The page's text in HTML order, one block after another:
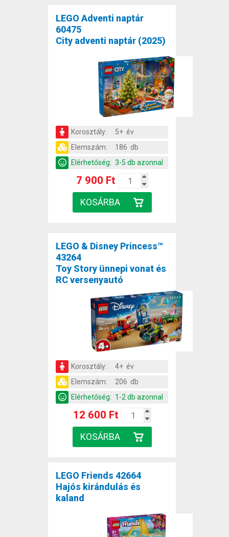
LEGO Adventi naptár
60475
City adventi naptár (2025)
Korosztály:
5+ év
Elemszám:
186 db
Elérhetőség: 3-5 db azonnal
7 900 Ft
LEGO & Disney Princess™
43264
Toy Story ünnepi vonat és
RC versenyautó
Korosztály:
4+ év
Elemszám:
206 db
Elérhetőség: 1-2 db azonnal
12 600 Ft
LEGO Friends 42664
Hajós kirándulás és
kaland